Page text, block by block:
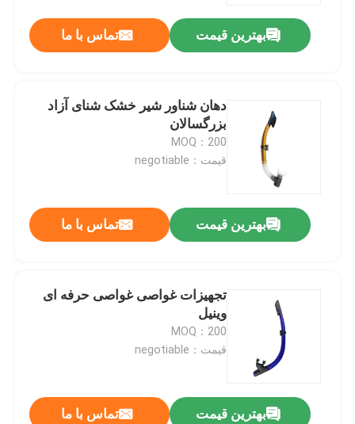
بهترین قیمت تماس با ما
دهان شناور شیر خشک شنای آزاد
بزرگسالان
MOQ：200
قیمت：negotiable
بهترین قیمت تماس با ما
تجهیزات غواصی غواصی حرفه ای
وینیل
MOQ：200
قیمت：negotiable
بهترین قیمت تماس با ما